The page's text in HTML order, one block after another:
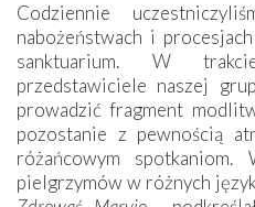
Codziennie
nabożeństwach i
sanktuarium. W
przedstawiciele naszej
prowadzić fragment
pozostanie z pewnością
różańcowym spotkaniom.
pielgrzymów w różnych